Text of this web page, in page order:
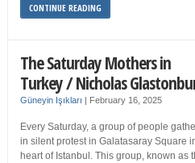
CONTINUE READING
The Saturday Mothers in
Turkey / Nicholas
Güneyin Işıkları | February 16, 2025
Every Saturday, a group of people
in silent protest in Galatasaray Square
heart of Istanbul. This group, known as